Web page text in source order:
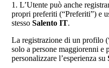
1. L’Utente può anche
propri preferiti (“Preferiti”) e
stesso Salento IT.
La registrazione di un profilo
solo a persone maggiorenni e
personalizzare l’esperienza su